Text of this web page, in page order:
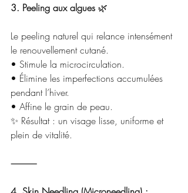
3. Peeling aux algues 🌿
Le peeling naturel qui relance intensément
le renouvellement cutané.
• Stimule la microcirculation.
• Élimine les imperfections accumulées
pendant l’hiver.
• Affine le grain de peau.
✨ Résultat : un visage lisse, uniforme et
plein de vitalité.
⸻